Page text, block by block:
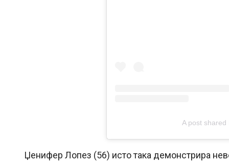
A post
Џенифер Лопез (56) исто така демонстрира